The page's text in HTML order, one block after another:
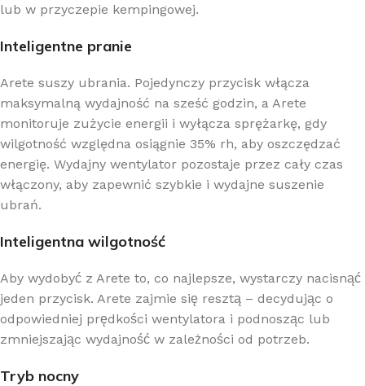
lub w przyczepie kempingowej.
Inteligentne pranie
Arete suszy ubrania. Pojedynczy przycisk włącza
maksymalną wydajność na sześć godzin, a Arete
monitoruje zużycie energii i wyłącza sprężarkę, gdy
wilgotność względna osiągnie 35% rh, aby oszczędzać
energię. Wydajny wentylator pozostaje przez cały czas
włączony, aby zapewnić szybkie i wydajne suszenie
ubrań.
Inteligentna wilgotność
Aby wydobyć z Arete to, co najlepsze, wystarczy nacisnąć
jeden przycisk. Arete zajmie się resztą – decydując o
odpowiedniej prędkości wentylatora i podnosząc lub
zmniejszając wydajność w zależności od potrzeb.
Tryb nocny